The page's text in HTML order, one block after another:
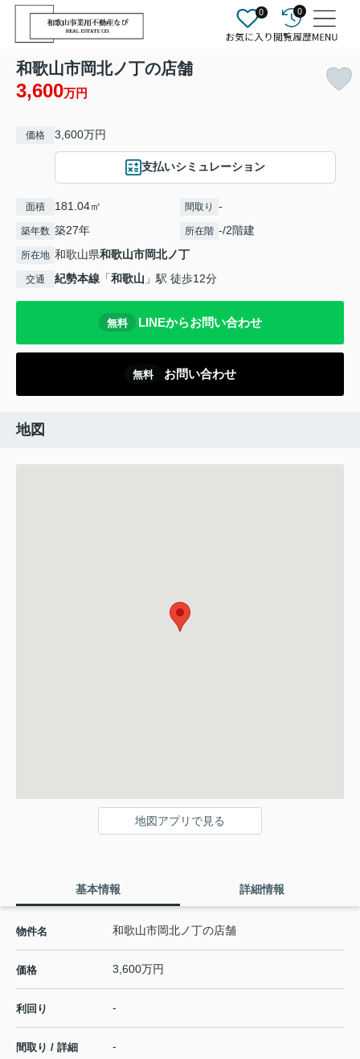
0 0
和歌山市岡北ノ丁の店舗
3,600万円
価格 3,600万円
支払いシミュレーション
面積 181.04㎡ 間取り -
築年数 築27年 所在階 -/2階建
所在地 和歌山県和歌山市岡北ノ丁
交通 紀勢本線 「和歌山 」駅 徒歩12分
無料 LINEからお問い合わせ
無料 お問い合わせ
地図
地図アプリで見る
基本情報 詳細情報
物件名 和歌山市岡北ノ丁の店舗
価格 3,600万円
利回り -
間取り / 詳細 -